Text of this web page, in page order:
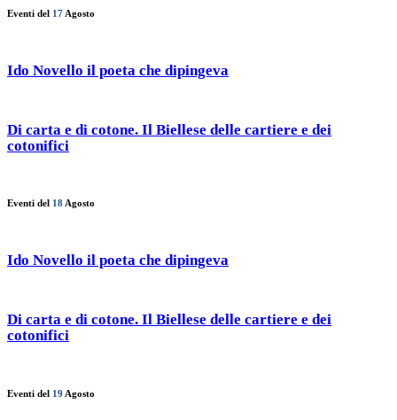
Eventi del 17 Agosto
Ido Novello il poeta che dipingeva
Di carta e di cotone. Il Biellese delle cartiere e dei
cotonifici
Eventi del 18 Agosto
Ido Novello il poeta che dipingeva
Di carta e di cotone. Il Biellese delle cartiere e dei
cotonifici
Eventi del 19 Agosto